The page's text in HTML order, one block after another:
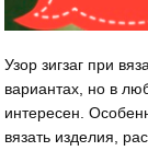
Узор зигзаг при
вариантах, но в
интересен.
вязать изделия,